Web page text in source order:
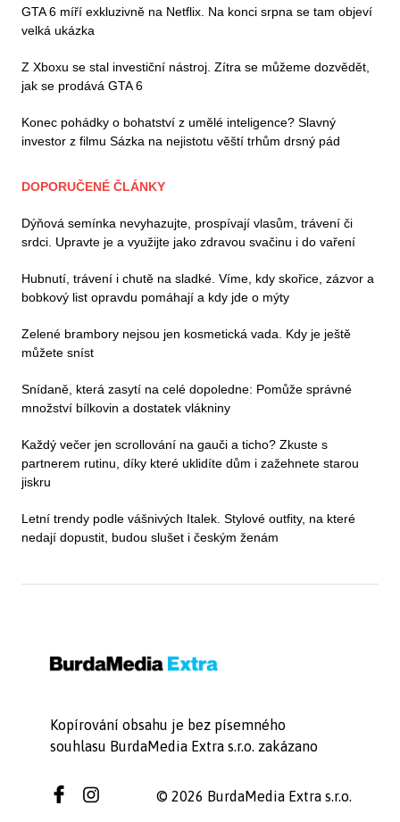
GTA 6 míří exkluzivně na Netflix. Na konci srpna se tam objeví
velká ukázka
Z Xboxu se stal investiční nástroj. Zítra se můžeme dozvědět,
jak se prodává GTA 6
Konec pohádky o bohatství z umělé inteligence? Slavný
investor z filmu Sázka na nejistotu věští trhům drsný pád
DOPORUČENÉ ČLÁNKY
Dýňová semínka nevyhazujte, prospívají vlasům, trávení či
srdci. Upravte je a využijte jako zdravou svačinu i do vaření
Hubnutí, trávení i chutě na sladké. Víme, kdy skořice, zázvor a
bobkový list opravdu pomáhají a kdy jde o mýty
Zelené brambory nejsou jen kosmetická vada. Kdy je ještě
můžete sníst
Snídaně, která zasytí na celé dopoledne: Pomůže správné
množství bílkovin a dostatek vlákniny
Každý večer jen scrollování na gauči a ticho? Zkuste s
partnerem rutinu, díky které uklidíte dům i zažehnete starou
jiskru
Letní trendy podle vášnivých Italek. Stylové outfity, na které
nedají dopustit, budou slušet i českým ženám
Kopírování obsahu je bez písemného
souhlasu BurdaMedia Extra s.r.o. zakázano
© 2026 BurdaMedia Extra s.r.o.